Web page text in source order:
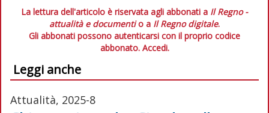
La lettura dell'articolo è riservata agli abbonati a Il Regno -
attualità e documentio a Il Regno digitale.
Gli abbonati possono autenticarsi con il proprio codice
abbonato. Accedi.
Leggi anche
Attualità, 2025-8